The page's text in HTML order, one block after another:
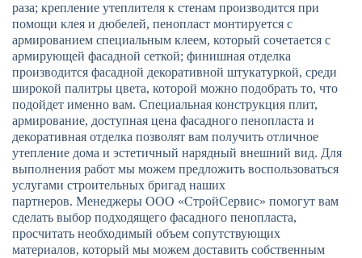
раза; крепление утеплителя к стенам производится при
помощи клея и дюбелей, пенопласт монтируется с
армированием специальным клеем, который сочетается с
армирующей фасадной сеткой; финишная отделка
производится фасадной декоративной штукатуркой, среди
широкой палитры цвета, которой можно подобрать то, что
подойдет именно вам. Специальная конструкция плит,
армирование, доступная цена фасадного пенопласта и
декоративная отделка позволят вам получить отличное
утепление дома и эстетичный нарядный внешний вид. Для
выполнения работ мы можем предложить воспользоваться
услугами строительных бригад наших
партнеров. Менеджеры ООО «СтройСервис» помогут вам
сделать выбор подходящего фасадного пенопласта,
просчитать необходимый объем сопутствующих
материалов, который мы можем доставить собственным
ЗАКАЗАТЬ ЗВОНОК
Нажимая кнопку "Отправить", я даю своё согласие на обработку моих
персональных данных в соответствии с ФЗ от 27.07.2006 № 152-ФЗ "О
персональных данных", на условиях и для целей, определенных вполитикой
конфиденциальности
ОТПРАВИТЬ